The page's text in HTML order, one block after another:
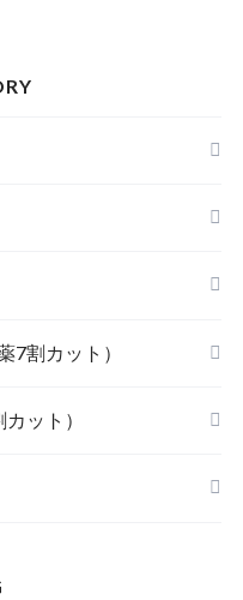
栽培米）
米）
米）
ササニシキ
り
ン
こしひかり
7割カット）
しひかり（兵
ット）